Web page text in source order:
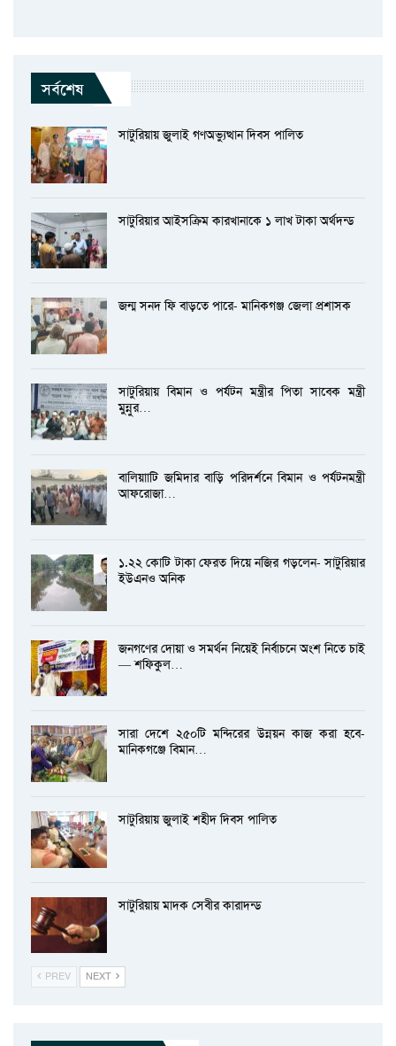
সর্বশেষ
সাটুরিয়ায় জুলাই গণঅভ্যুত্থান দিবস পালিত
সাটুরিয়ার আইসক্রিম কারখানাকে ১ লাখ টাকা অর্থদন্ড
জন্ম সনদ ফি বাড়তে পারে- মানিকগঞ্জ জেলা প্রশাসক
সাটুরিয়ায় বিমান ও পর্যটন মন্ত্রীর পিতা সাবেক মন্ত্রী
মুন্নুর…
বালিয়াাটি জমিদার বাড়ি পরিদর্শনে বিমান ও পর্যটনমন্ত্রী
আফরোজা…
১.২২ কোটি টাকা ফেরত দিয়ে নজির গড়লেন- সাটুরিয়ার
ইউএনও অনিক
জনগণের দোয়া ও সমর্থন নিয়েই নির্বাচনে অংশ নিতে চাই
— শফিকুল…
সারা দেশে ২৫০টি মন্দিরের উন্নয়ন কাজ করা হবে-
মানিকগঞ্জে বিমান…
সাটুরিয়ায় জুলাই শহীদ দিবস পালিত
সাটুরিয়ায় মাদক সেবীর কারাদন্ড
PREV NEXT